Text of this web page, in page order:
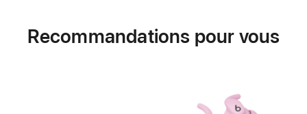
Recommandations pour vous